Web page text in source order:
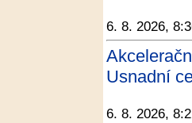
6. 8. 2026,
Usnadní
6. 8. 2026,